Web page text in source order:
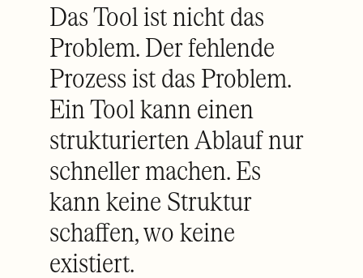
Das Tool ist nicht das
Problem. Der fehlende
Prozess ist das Problem.
Ein Tool kann einen
strukturierten Ablauf nur
schneller machen. Es
kann keine Struktur
schaffen, wo keine
existiert.